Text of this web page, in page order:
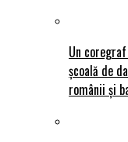
Un
școală de
românii și